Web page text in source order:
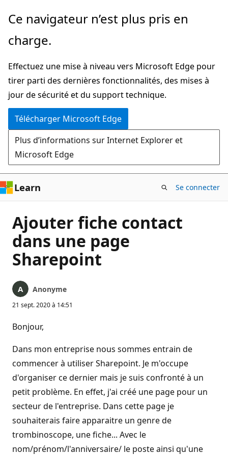
Passer
directement
au
principal
Ce navigateur n’est plus pris en
charge.
Effectuez une mise à niveau vers Microsoft Edge pour
tirer parti des dernières fonctionnalités, des mises à
jour de sécurité et du support technique.
Télécharger Microsoft Edge
Plus d’informations sur Internet Explorer et
Microsoft Edge
Learn Se connecter
Ajouter fiche contact
dans une page
Sharepoint
Anonyme
21 sept. 2020 à 14:51
Bonjour,
Dans mon entreprise nous sommes entrain de
commencer à utiliser Sharepoint. Je m'occupe
d'organiser ce dernier mais je suis confronté à un
petit problème. En effet, j'ai créé une page pour un
secteur de l'entreprise. Dans cette page je
souhaiterais faire apparaitre un genre de
trombinoscope, une fiche... Avec le
nom/prénom/l'anniversaire/ le poste ainsi qu'une